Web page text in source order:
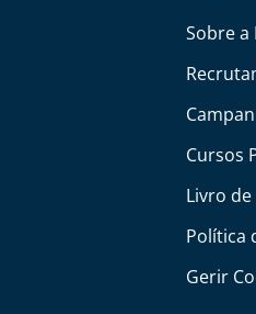
Sobre a
Cursos
Livro
Política
Gerir